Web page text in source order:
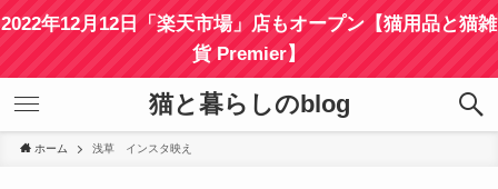
2022年12月12日「楽天市場」店もオープン【猫用品と猫雑
貨 Premier】
猫と暮らしのblog
ホーム 浅草 インスタ映え